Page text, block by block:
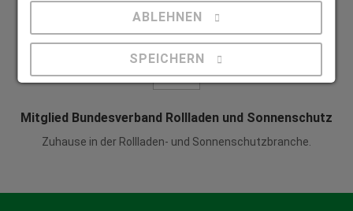
Seriöser Direktvertrieb zum Nutzen unserer Kunden.
Mitglied Bundesverband Rollladen und Sonnenschutz
Zuhause in der Rollladen- und Sonnenschutzbranche.
ABLEHNEN
SPEICHERN